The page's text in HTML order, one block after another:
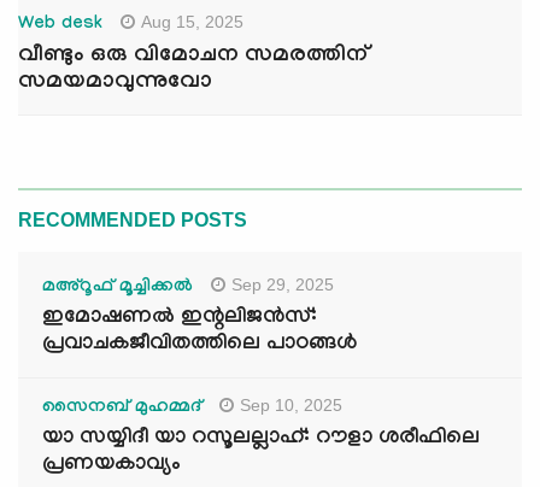
Web desk Aug 15, 2025
വീണ്ടും ഒരു വിമോചന സമരത്തിന്
സമയമാവുന്നുവോ
RECOMMENDED POSTS
മഅ്റൂഫ് മൂച്ചിക്കല്‍ Sep 29, 2025
ഇമോഷണൽ ഇന്റലിജൻസ്:
പ്രവാചകജീവിതത്തിലെ പാഠങ്ങൾ
സൈനബ് മുഹമ്മദ് Sep 10, 2025
യാ സയ്യിദീ യാ റസൂലല്ലാഹ്: റൗളാ ശരീഫിലെ
പ്രണയകാവ്യം